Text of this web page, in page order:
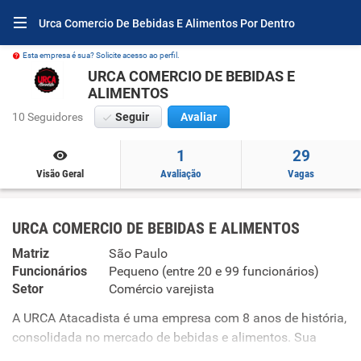
Urca Comercio De Bebidas E Alimentos Por Dentro
Esta empresa é sua? Solicite acesso ao perfil.
URCA COMERCIO DE BEBIDAS E
ALIMENTOS
10 Seguidores Seguir Avaliar
Visão Geral
1
Avaliação
29
Vagas
URCA COMERCIO DE BEBIDAS E ALIMENTOS
Matriz
São Paulo
Funcionários
Pequeno (entre 20 e 99 funcionários)
Setor
Comércio varejista
A URCA Atacadista é uma empresa com 8 anos de história,
consolidada no mercado de bebidas e alimentos. Sua